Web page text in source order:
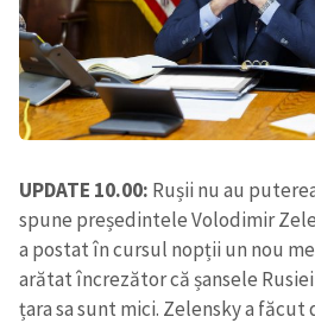
UPDATE 10.00: Rușii nu au
spune președintele Volodimir
a postat în cursul nopții un nou
arătat încrezător că șansele
țara sa sunt mici. Zelensky a făcut